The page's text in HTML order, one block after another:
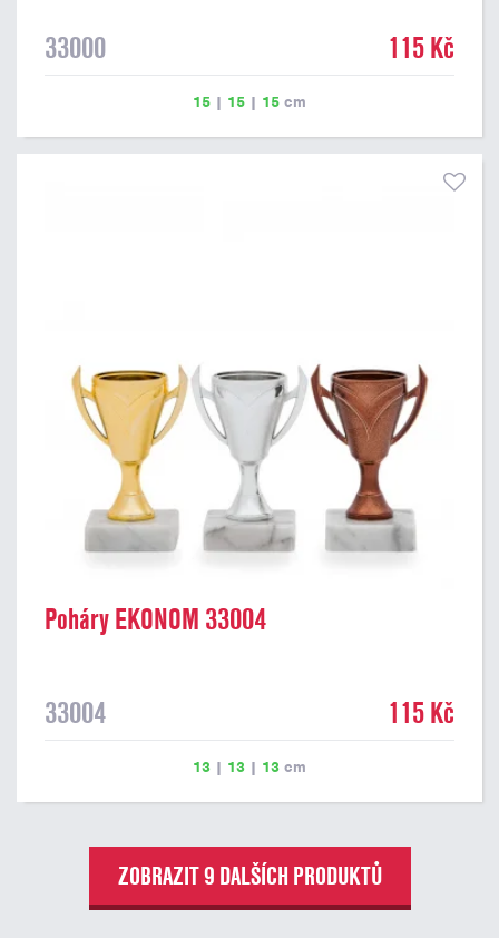
33000 115 Kč
15 | 15 | 15 cm
Poháry EKONOM 33004
33004 115 Kč
13 | 13 | 13 cm
ZOBRAZIT 9 DALŠÍCH PRODUKTŮ